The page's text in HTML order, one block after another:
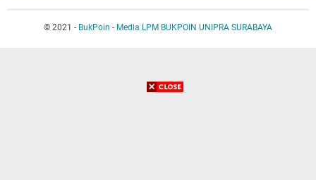
© 2021 - BukPoin - Media LPM BUKPOIN UNIPRA SURABAYA